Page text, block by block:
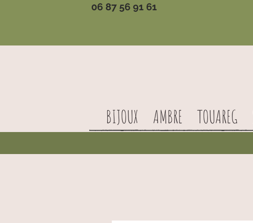
06 87 56 91 61
BIJOUX AMBRE TOUAREG